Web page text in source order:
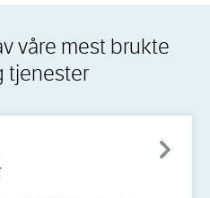
våre mest brukte
tjenester